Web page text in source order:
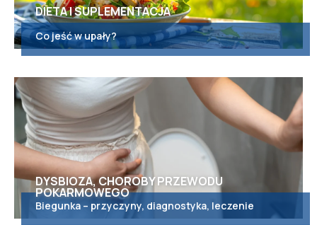
DIETA I SUPLEMENTACJA
Co jeść w upały?
DYSBIOZA, CHOROBY PRZEWODU
POKARMOWEGO
Biegunka – przyczyny, diagnostyka, leczenie